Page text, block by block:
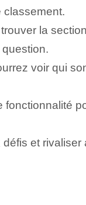
classement.
la
voir qui
et rivaliser